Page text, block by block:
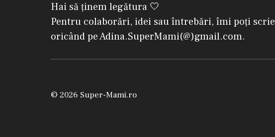
Hai să ținem legătura 🤍
Pentru colaborări, idei sau întrebări, îmi poți scrie
oricând pe Adina.SuperMami(@)gmail.com.
© 2026 Super-Mami.ro